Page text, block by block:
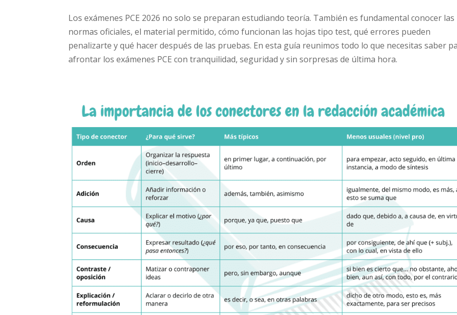
Los exámenes PCE 2026 no solo se preparan estudiando teoría. También es fundamental conocer las
normas oficiales, el material permitido, cómo funcionan las hojas tipo test, qué errores pueden
penalizarte y qué hacer después de las pruebas. En esta guía reunimos todo lo que necesitas saber
afrontar los exámenes PCE con tranquilidad, seguridad y sin sorpresas de última hora.